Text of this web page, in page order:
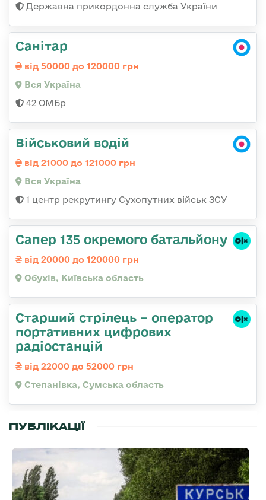
Державна прикордонна служба України
Санітар
від 50000 до 120000 грн
Вся Україна
42 ОМБр
Військовий водій
від 21000 до 121000 грн
Вся Україна
1 центр рекрутингу Сухопутних військ ЗСУ
Сапер 135 окремого батальйону
від 20000 до 120000 грн
Обухів, Київська область
Старший стрілець – оператор
портативних цифрових
радіостанцій
від 22000 до 52000 грн
Степанівка, Сумська область
ПУБЛІКАЦІЇ